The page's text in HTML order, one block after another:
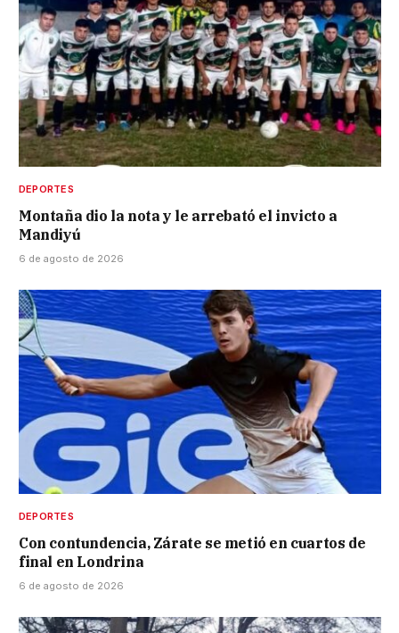
DEPORTES
Montaña dio la nota y le arrebató el invicto a
Mandiyú
6 de agosto de 2026
DEPORTES
Con contundencia, Zárate se metió en cuartos de
final en Londrina
6 de agosto de 2026